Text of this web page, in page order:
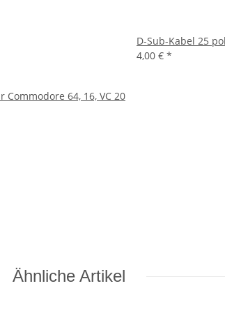
64, 16, VC 20
D-Sub-Kabel 25
4,00 € *
Ähnliche Artikel